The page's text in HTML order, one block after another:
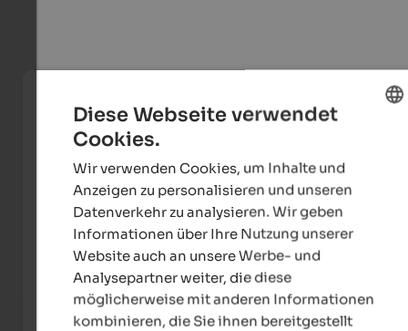
GERMAN
Diese Webseite verwendet
Cookies.
Wir verwenden Cookies, um Inhalte und
Anzeigen zu personalisieren und unseren
Datenverkehr zu analysieren. Wir geben
Informationen über Ihre Nutzung unserer
Website auch an unsere Werbe- und
Analysepartner weiter, die diese
möglicherweise mit anderen Informationen
kombinieren, die Sie ihnen bereitgestellt